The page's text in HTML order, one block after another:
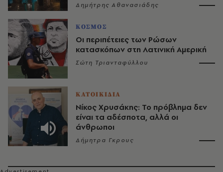
Δημήτρης Αθανασιάδης
ΚΟΣΜΟΣ
Οι περιπέτειες των Ρώσων
κατασκόπων στη Λατινική Αμερική
Σώτη Τριανταφύλλου
ΚΑΤΟΙΚΙΔΙΑ
Νίκος Χρυσάκης: Το πρόβλημα δεν
είναι τα αδέσποτα, αλλά οι
άνθρωποι
Δήμητρα Γκρους